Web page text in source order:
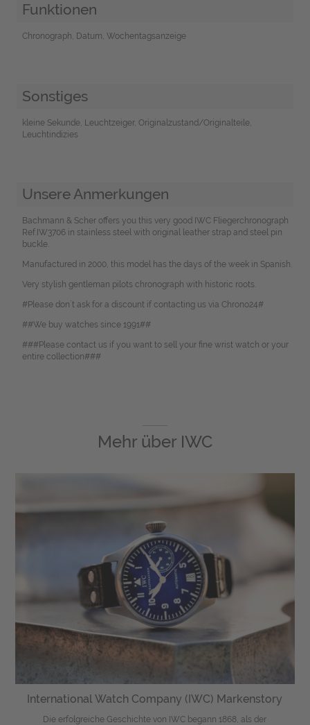
Funktionen
Chronograph, Datum, Wochentagsanzeige
Sonstiges
kleine Sekunde, Leuchtzeiger, Originalzustand/Originalteile,
Leuchtindizies
Unsere Anmerkungen
Bachmann & Scher offers you this very good IWC Fliegerchronograph
Ref.IW3706 in stainless steel with original leather strap and steel pin
buckle.
Manufactured in 2000, this model has the days of the week in Spanish.
Very stylish gentleman pilots chronograph with historic roots.
#Please don`t ask for a discount if contacting us via Chrono24#
##We buy watches since 1991##
###Please contact us if you want to sell your fine wrist watch or your
entire collection###
Mehr über IWC
International Watch Company (IWC) Markenstory
Die erfolgreiche Geschichte von IWC begann 1868, als der